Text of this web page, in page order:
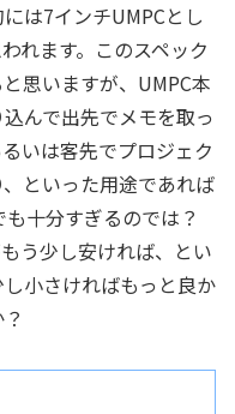
は7インチUMPCとし
れます。このスペック
思いますが、UMPC本
んで出先でメモを取っ
いは客先でプロジェク
といった用途であれば
十分すぎるのでは？
う少し安ければ、とい
小さければもっと良か